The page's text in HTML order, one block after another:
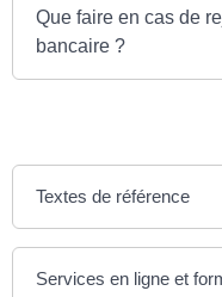
Que faire en cas de
bancaire ?
Textes de référence
Services en ligne et